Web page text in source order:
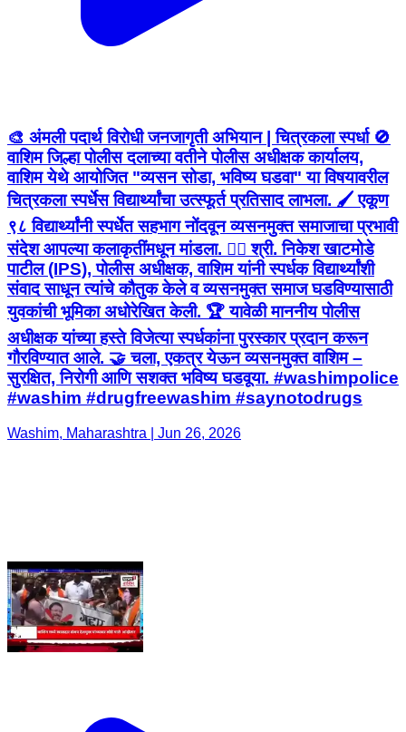
🎨 अंमली पदार्थ विरोधी जनजागृती अभियान | चित्रकला स्पर्धा 🚫
वाशिम जिल्हा पोलीस दलाच्या वतीने पोलीस अधीक्षक कार्यालय,
वाशिम येथे आयोजित "व्यसन सोडा, भविष्य घडवा" या विषयावरील
चित्रकला स्पर्धेस विद्यार्थ्यांचा उत्स्फूर्त प्रतिसाद लाभला. 🖌️ एकूण
९८ विद्यार्थ्यांनी स्पर्धेत सहभाग नोंदवून व्यसनमुक्त समाजाचा प्रभावी
संदेश आपल्या कलाकृतींमधून मांडला. 👮‍♂️ श्री. निकेश खाटमोडे
पाटील (IPS), पोलीस अधीक्षक, वाशिम यांनी स्पर्धक विद्यार्थ्यांशी
संवाद साधून त्यांचे कौतुक केले व व्यसनमुक्त समाज घडविण्यासाठी
युवकांची भूमिका अधोरेखित केली. 🏆 यावेळी माननीय पोलीस
अधीक्षक यांच्या हस्ते विजेत्या स्पर्धकांना पुरस्कार प्रदान करून
गौरविण्यात आले. 🤝 चला, एकत्र येऊन व्यसनमुक्त वाशिम –
सुरक्षित, निरोगी आणि सशक्त भविष्य घडवूया. #washimpolice
#washim #drugfreewashim #saynotodrugs
Washim, Maharashtra | Jun 26, 2026